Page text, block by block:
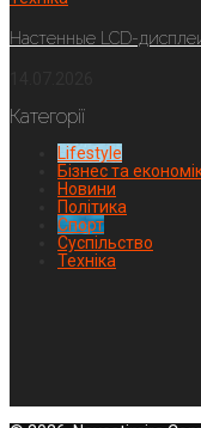
Настенные LCD-
Категорії
Lifestyle
Бізнес та
Новини
Політика
Спорт
Суспільство
Техніка